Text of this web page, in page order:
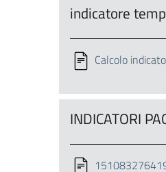
indicatore
Calcolo
INDICATORI